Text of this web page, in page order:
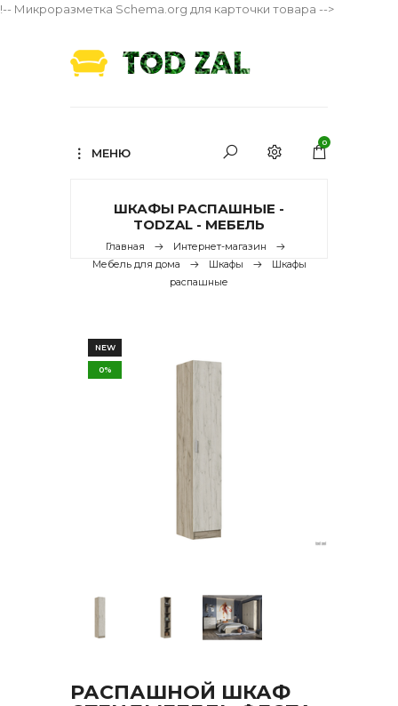
!-- Микроразметка Schema.org для карточки товара -->
МЕНЮ
0
ШКАФЫ РАСПАШНЫЕ -
TODZAL - МЕБЕЛЬ
Главная
Интернет-магазин
Мебель для дома
Шкафы
Шкафы
распашные
NEW
0%
РАСПАШНОЙ ШКАФ